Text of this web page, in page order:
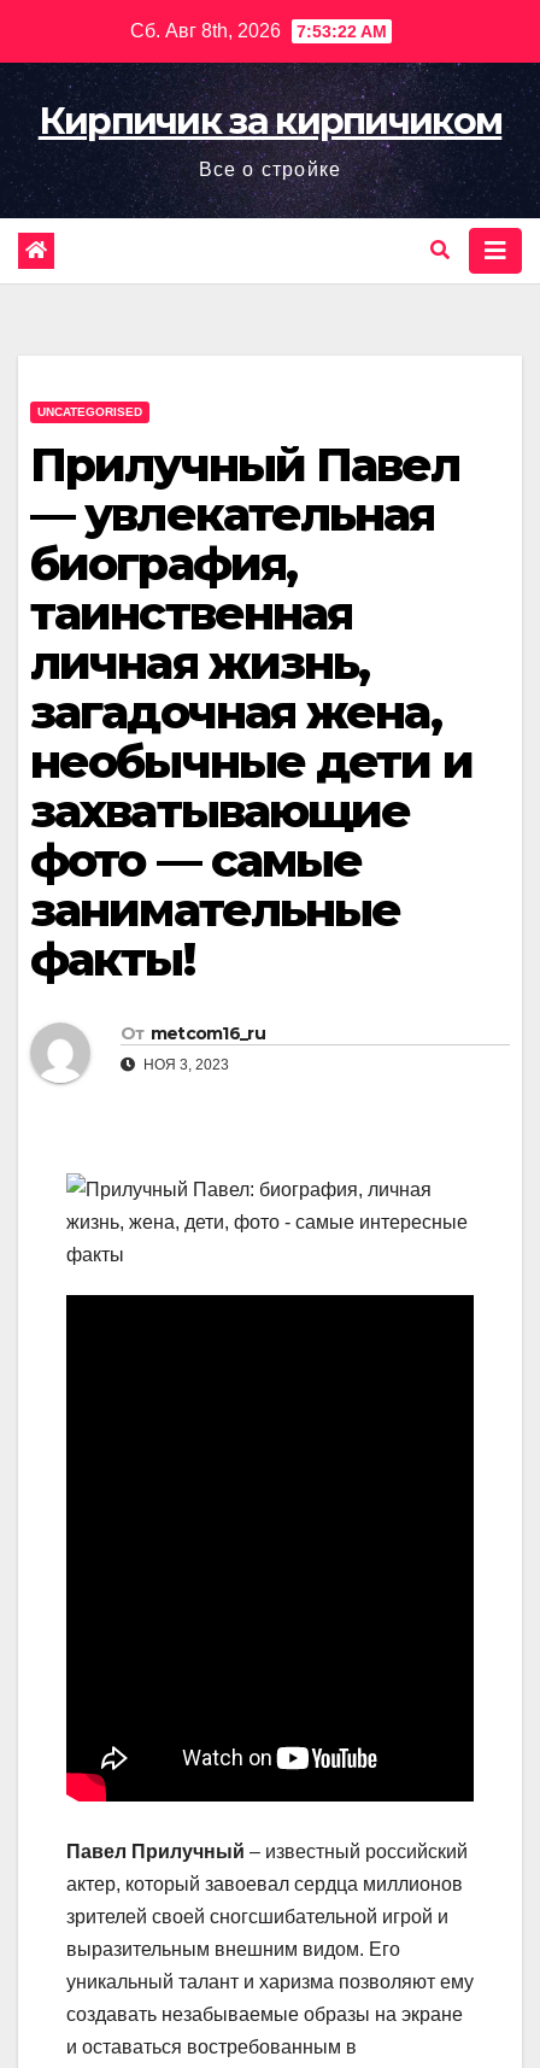
содержимому
Сб. Авг 8th, 2026 7:53:23 AM
Кирпичик за кирпичиком
Все о стройке
UNCATEGORISED
Прилучный Павел
— увлекательная
биография,
таинственная
личная жизнь,
загадочная жена,
необычные дети и
захватывающие
фото — самые
занимательные
факты!
От metcom16_ru
НОЯ 3, 2023
Павел Прилучный – известный российский
актер, который завоевал сердца миллионов
зрителей своей сногсшибательной игрой и
выразительным внешним видом. Его
уникальный талант и харизма позволяют ему
создавать незабываемые образы на экране
и оставаться востребованным в